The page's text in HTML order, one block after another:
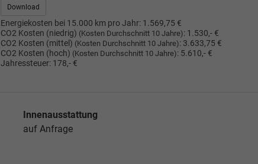
Download
Energiekosten bei 15.000 km pro Jahr: 1.569,75 €
CO2 Kosten (niedrig) (Kosten Durchschnitt 10 Jahre): 1.530,- €
CO2 Kosten (mittel) (Kosten Durchschnitt 10 Jahre): 3.633,75 €
CO2 Kosten (hoch) (Kosten Durchschnitt 10 Jahre): 5.610,- €
Jahressteuer: 178,- €
Innenausstattung
auf Anfrage